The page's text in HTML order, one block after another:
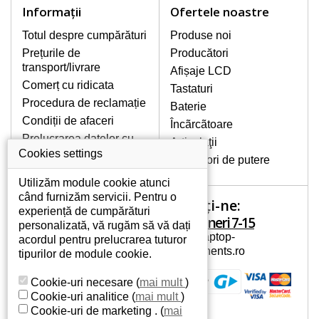
CALITATE!
Păstrăm în stoc numai display-uri
originale care îndeplinesc clasa A +
de înaltă calitate, fără defecte de
CUM GĂSIŢI DISPLAY-UL IDEAL
PENTRU NOTEBOOK-UL DVS.?
Display-ul poate fi căutat în funcție de
modelul notebook-ului, înscris în partea
de jos a acestuia, pe etichetă sau sub
baterie. Acesta poate fi afișat și pe un
cadru sau pe șasiul tastaturii. În cazul în
care aveți un afișaj demontabil deteriorat
sau crăpat, căutați modelul display-ului,
aflat pe eticheta codului EAN.
LCD MAT SAU LUCIOS?
Este vorba doar de suprafața display-
ului, preferința este a dvs. Când vă uitați
Informaţii
Totul despre cumpărături
Prețurile de
transport/livrare
Comerț cu ridicata
Procedura de reclamație
Condiții de afaceri
Prelucrarea datelor cu
caracter personal
Despre noi
Ofertele noastre
Produse noi
Producători
Afișaje LCD
Tastaturi
Baterie
Încãrcãtoare
Articulaţii
Conectori de putere
Contul tău
Contul tău
Informatii personale
Adrese
Istoric comenzi
Sunați-ne:
luni - vineri 7-15
info@laptop-
components.ro
Cookies settings
Utilizăm module cookie atunci
când furnizăm servicii. Pentru o
experiență de cumpărături
personalizată, vă rugăm să vă dați
acordul pentru prelucrarea tuturor
tipurilor de module cookie.
Cookie-uri necesare (mai mult)
Cookie-uri analitice (mai mult)
Cookie-uri de marketing . (mai